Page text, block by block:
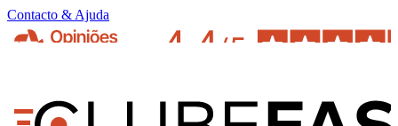
Contacto & Ajuda